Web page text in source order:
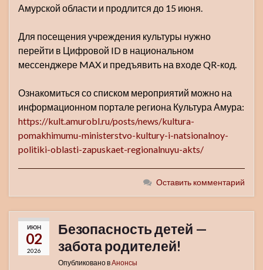
Амурской области и продлится до 15 июня.
Для посещения учреждения культуры нужно
перейти в Цифровой ID в национальном
мессенджере MAX и предъявить на входе QR-код.
Ознакомиться со списком мероприятий можно на
информационном портале региона Культура Амура:
https://kult.amurobl.ru/posts/news/kultura-
pomakhimumu-ministerstvo-kultury-i-natsionalnoy-
politiki-oblasti-zapuskaet-regionalnuyu-akts/
Оставить комментарий
ИЮН
02
2026
Безопасность детей —
забота родителей!
Опубликовано вАнонсы